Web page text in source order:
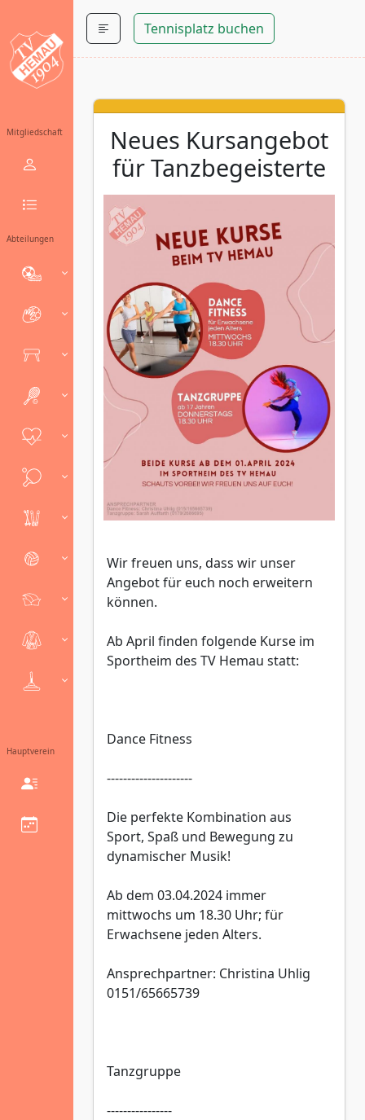
Mitgliedschaft
Abteilungen
Hauptverein
Tennisplatz buchen
Neues Kursangebot
für Tanzbegeisterte
Wir freuen uns, dass wir unser
Angebot für euch noch erweitern
können.
Ab April finden folgende Kurse im
Sportheim des TV Hemau statt:
Dance Fitness
---------------------
Die perfekte Kombination aus
Sport, Spaß und Bewegung zu
dynamischer Musik!
Ab dem 03.04.2024 immer
mittwochs um 18.30 Uhr; für
Erwachsene jeden Alters.
Ansprechpartner: Christina Uhlig
0151/65665739
Tanzgruppe
----------------